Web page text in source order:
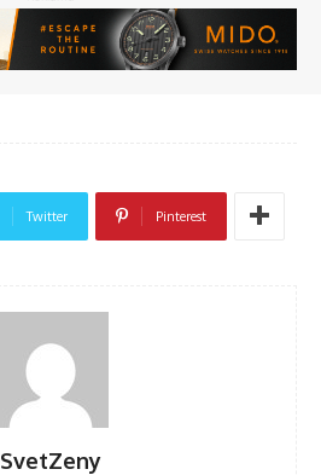
Twitter Pinterest
SvetZeny